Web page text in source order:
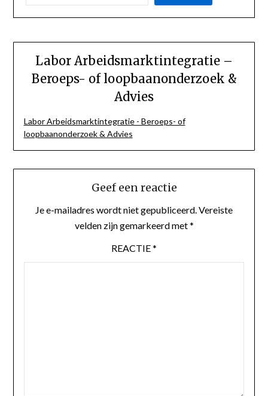
Labor Arbeidsmarktintegratie –
Beroeps- of loopbaanonderzoek &
Advies
Labor Arbeidsmarktintegratie - Beroeps- of
loopbaanonderzoek & Advies
Geef een reactie
Je e-mailadres wordt niet gepubliceerd. Vereiste
velden zijn gemarkeerd met*
REACTIE*